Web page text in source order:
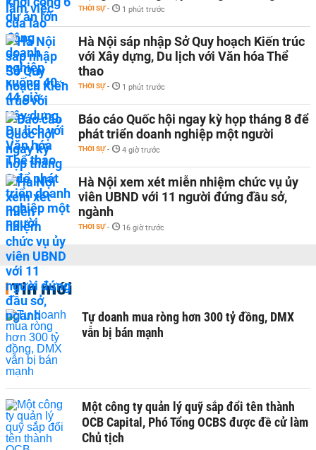
THỜI SỰ - 1 phút trước
Hà Nội sáp nhập Sở Quy hoạch Kiến trúc
với Xây dựng, Du lịch với Văn hóa Thể
thao
THỜI SỰ - 1 phút trước
Báo cáo Quốc hội ngay kỳ họp tháng 8 để
phát triển doanh nghiệp một người
THỜI SỰ - 4 giờ trước
Hà Nội xem xét miễn nhiệm chức vụ ủy
viên UBND với 11 người đứng đầu sở,
ngành
THỜI SỰ - 16 giờ trước
Tin mới
Tự doanh mua ròng hơn 300 tỷ đồng, DMX
vẫn bị bán mạnh
Một công ty quản lý quỹ sắp đổi tên thành
OCB Capital, Phó Tổng OCBS được đề cử làm
Chủ tịch